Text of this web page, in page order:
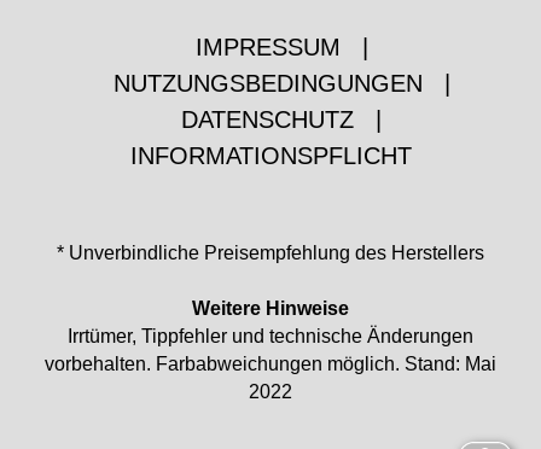
IMPRESSUM
NUTZUNGSBEDINGUNGEN
DATENSCHUTZ
INFORMATIONSPFLICHT
* Unverbindliche Preisempfehlung des Herstellers
Weitere Hinweise
Irrtümer, Tippfehler und technische Änderungen
vorbehalten. Farbabweichungen möglich. Stand: Mai
2022